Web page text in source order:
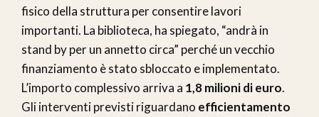
fisico della struttura per consentire lavori
importanti. La biblioteca, ha spiegato, “andrà in
stand by per un annetto circa” perché un vecchio
finanziamento è stato sbloccato e implementato.
L’importo complessivo arriva a 1,8 milioni di euro.
Gli interventi previsti riguardano efficientamento